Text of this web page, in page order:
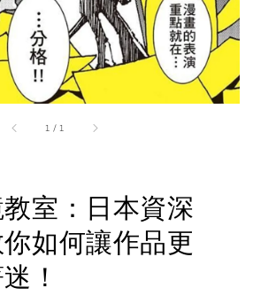
1 / 1
室：日本資深
如何讓作品更
！